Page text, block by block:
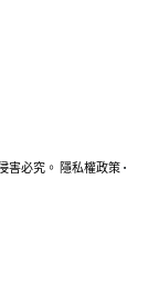
害必究。 隱私權政策 •